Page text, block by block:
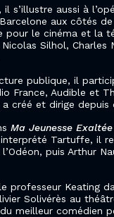
s’illustre aussi à
aux côtés
pour le cinéma et la
Silhol, Charles
publique, il
France, Audible et
créé et dirige
Ma Jeunesse Exaltée
interprété Tartuffe, il
puis Arthur
professeur Keating
Solivérès au
meilleur comédien